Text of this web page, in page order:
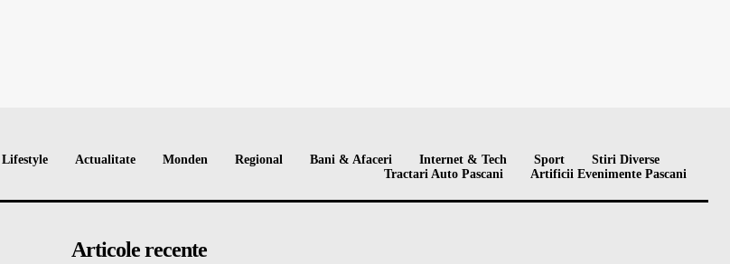
Lifestyle Actualitate Monden Regional Bani & Afaceri Internet & Tech Sport
Stiri Diverse
Tractari Auto Pascani
Artificii Evenimente Pascani
Articole recente